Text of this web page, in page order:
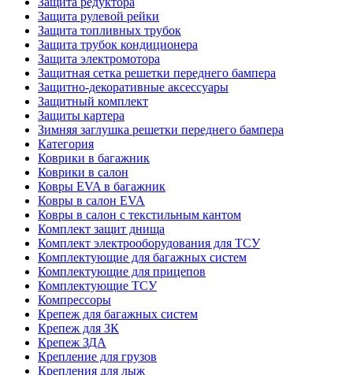
Защита рулевой рейки
Защита топливных трубок
Защита трубок кондиционера
Защита электромотора
Защитная сетка решетки переднего бампера
Защитно-декоративные аксессуары
Защитный комплект
Защиты картера
Зимняя заглушка решетки переднего бампера
Категория
Коврики в багажник
Коврики в салон
Ковры EVA в багажник
Ковры в салон EVA
Ковры в салон с текстильным кантом
Комплект защит днища
Комплект электрооборудования для ТСУ
Комплектующие для багажных систем
Комплектующие для прицепов
Комплектующие ТСУ
Компрессоры
Крепеж для багажных систем
Крепеж для ЗК
Крепеж ЗДА
Крепление для грузов
Крепления для лыж